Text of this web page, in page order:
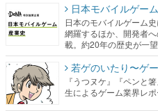
日本モバイルゲー
日本のモバイルゲーム
網羅するほか、開発者
載。約20年の歴史が一
若ゲのいたり〜ゲ
『うつヌケ』『ペンと
生によるゲーム業界レポ